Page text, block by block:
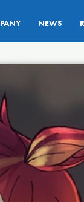
NEWS